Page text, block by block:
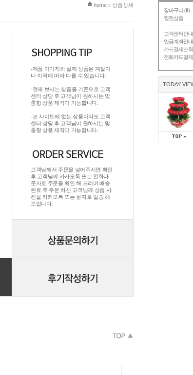
장바구니 (0)
찜한상품
고객센터안내
입금계좌안내
카드결제조회
전화카드결제
TODAY
현재 위치
home > 상품상세
-제품 이미지와 실제 상품은 계절이
나 지역에 따라 다를 수 있습니다.
-현재 보시는 상품을 기준으로 고객
센터 상담 후 고객님이 원하시는 맞
춤형 상품 제작이 가능합니다.
-본 사이트에 없는 상품이라도 고객
센터 상담 후 고객님이 원하시는 맞
춤형 상품 제작이 가능합니다.
고객님께서 주문을 넣어주시면 확인
후 고객님께 카카오톡 또는 전화나
문자로 주문을 확인 해 드리며.배송
완료 후 주문 하신 고객님께 상품 사
진을 카카오톡 또는 문자로 발송 해
드립니다.